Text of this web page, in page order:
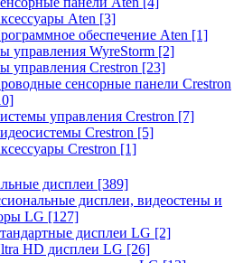
Aten [3]
обеспечение Aten [1]
управления WyreStorm [2]
управления Crestron [23]
сенсорные панели Crestron
управления Crestron [7]
Crestron [5]
Crestron [1]
дисплеи [389]
дисплеи, видеостены и
LG [127]
дисплеи LG [2]
HD дисплеи LG [26]